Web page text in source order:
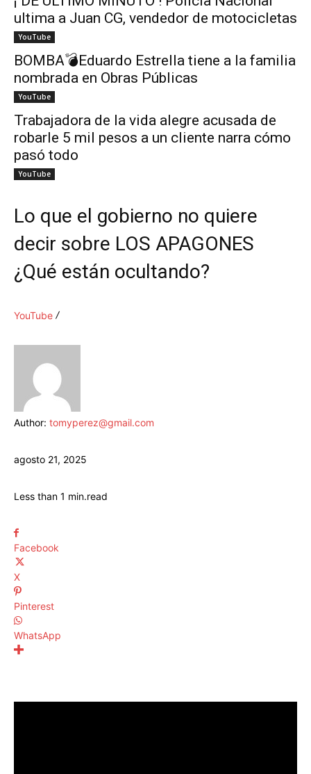
ultima a Juan CG, vendedor de motocicletas
YouTube
BOMBA💣Eduardo Estrella tiene a la familia
nombrada en Obras Públicas
YouTube
Trabajadora de la vida alegre acusada de
robarle 5 mil pesos a un cliente narra cómo
pasó todo
YouTube
Lo que el gobierno no quiere
decir sobre LOS APAGONES
¿Qué están ocultando?
YouTube
Author: tomyperez@gmail.com
agosto 21, 2025
Less than 1 min.read
Facebook
X
Pinterest
WhatsApp